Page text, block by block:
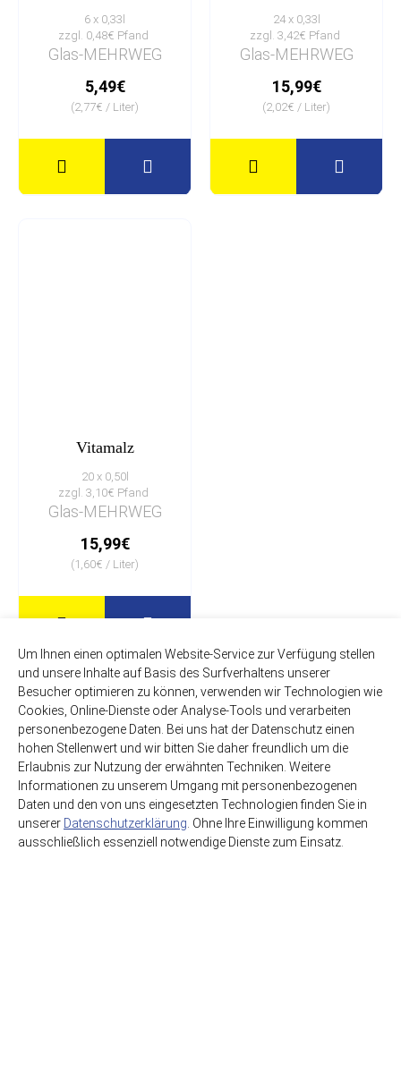
6 x 0,33l
zzgl. 0,48€ Pfand
Glas-MEHRWEG
5,49€
(2,77€ / Liter)
24 x 0,33l
zzgl. 3,42€ Pfand
Glas-MEHRWEG
15,99€
(2,02€ / Liter)
Vitamalz
20 x 0,50l
zzgl. 3,10€ Pfand
Glas-MEHRWEG
15,99€
(1,60€ / Liter)
HSE GmbH Getränkegroßhandel
Um Ihnen einen optimalen Website-Service zur Verfügung stellen
und unsere Inhalte auf Basis des Surfverhaltens unserer
Besucher optimieren zu können, verwenden wir Technologien wie
Cookies, Online-Dienste oder Analyse-Tools und verarbeiten
personenbezogene Daten. Bei uns hat der Datenschutz einen
hohen Stellenwert und wir bitten Sie daher freundlich um die
Erlaubnis zur Nutzung der erwähnten Techniken. Weitere
Informationen zu unserem Umgang mit personenbezogenen
Daten und den von uns eingesetzten Technologien finden Sie in
unserer Datenschutzerklärung . Ohne Ihre Einwilligung kommen
ausschließlich essenziell notwendige Dienste zum Einsatz.